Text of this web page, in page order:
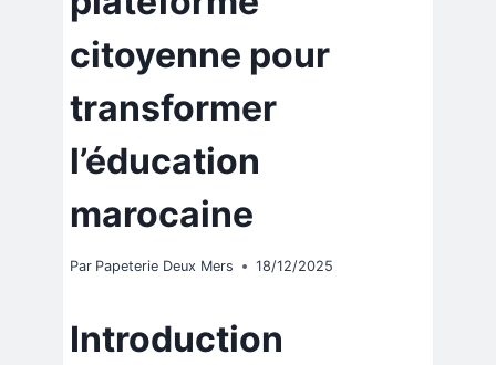
citoyenne pour
transformer
l’éducation
marocaine
Par Papeterie Deux Mers 18/12/2025
Introduction